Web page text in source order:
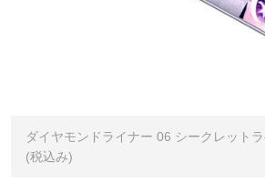
ダイヤモンドライナー 06 シークレット
(税込み)